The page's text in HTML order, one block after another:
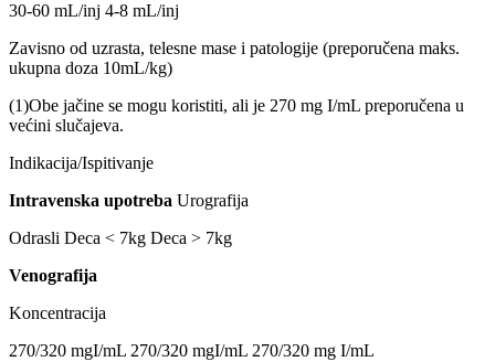
30-60 mL/inj 4-8 mL/inj
Zavisno od uzrasta, telesne mase i patologije (preporučena maks.
ukupna doza 10mL/kg)
(1)Obe jačine se mogu koristiti, ali je 270 mg I/mL preporučena u
većini slučajeva.
Indikacija/Ispitivanje
Intravenska upotreba Urografija
Odrasli Deca ˂ 7kg Deca ˃ 7kg
Venografija
Koncentracija
270/320 mgI/mL 270/320 mgI/mL 270/320 mg I/mL